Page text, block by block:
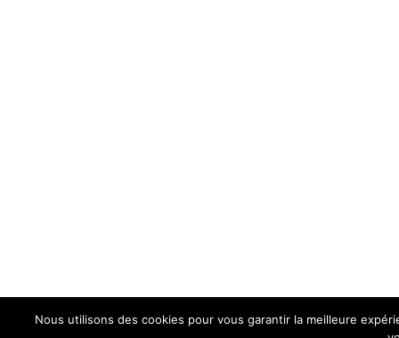
Nous utilisons des cookies pour vous garantir la meilleure